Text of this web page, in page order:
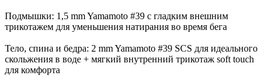
Подмышки: 1,5 mm Yamamoto #39 с гладким внешним
трикотажем для уменьшения натирания во время бега
Тело, спина и бедра: 2 mm Yamamoto #39 SCS для идеального
скольжения в воде + мягкий внутренний трикотаж soft touch
для комфорта